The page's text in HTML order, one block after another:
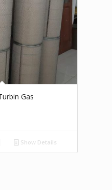
Gas
Show Details